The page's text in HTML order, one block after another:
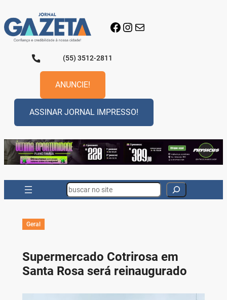
para
o
conteúdo
Facebook
Instagram
E-mail
(55) 3512-2811
ANUNCIE!
ASSINAR JORNAL IMPRESSO!
Search
Geral
Supermercado Cotrirosa em
Santa Rosa será reinaugurado